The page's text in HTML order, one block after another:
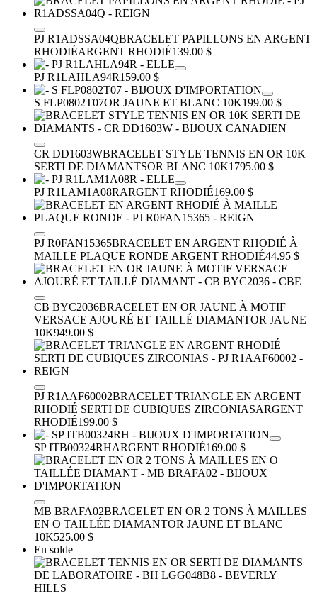
PJ R1ADSSA04QBRACELET PAPILLONS EN ARGENT
RHODIÉARGENT RHODIÉ139.00 $
PJ R1LAHLA94R159.00 $
S FLP0802T07OR JAUNE ET BLANC 10K199.00 $
CR DD1603WBRACELET STYLE TENNIS EN OR 10K
SERTI DE DIAMANTSOR BLANC 10K1795.00 $
PJ R1LAM1A08RARGENT RHODIÉ169.00 $
PJ R0FAN15365BRACELET EN ARGENT RHODIÉ À
MAILLE PLAQUE RONDE ARGENT RHODIÉ44.95 $
CB BYC2036BRACELET EN OR JAUNE À MOTIF
VERSACE AJOURÉ ET TAILLÉ DIAMANTOR JAUNE
10K949.00 $
PJ R1AAF60002BRACELET TRIANGLE EN ARGENT
RHODIÉ SERTI DE CUBIQUES ZIRCONIASARGENT
RHODIÉ199.00 $
SP ITB00324RHARGENT RHODIÉ169.00 $
MB BRAFA02BRACELET EN OR 2 TONS À MAILLES
EN O TAILLÉE DIAMANTOR JAUNE ET BLANC
10K525.00 $
En solde